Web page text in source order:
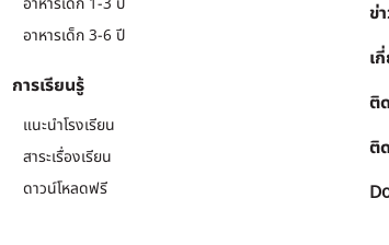
อาหารเด็ก 3-6 ปี
การเรียนรู้
แนะนำโรงเรียน
สาระเรื่องเรียน
ดาวน์โหลดฟรี
ข่
เ
ติ
ติ